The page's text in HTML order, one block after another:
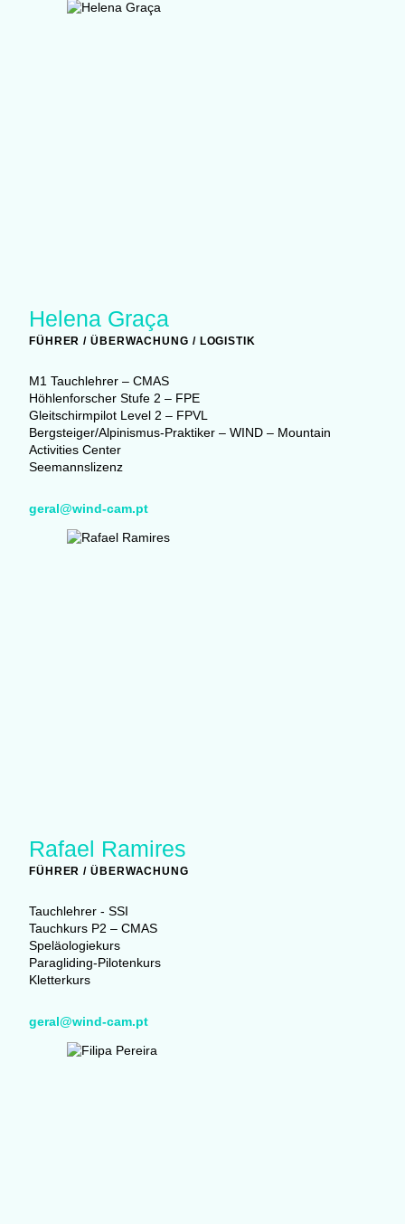
Helena Graça
FÜHRER / ÜBERWACHUNG / LOGISTIK
M1 Tauchlehrer – CMAS
Höhlenforscher Stufe 2 – FPE
Gleitschirmpilot Level 2 – FPVL
Bergsteiger/Alpinismus-Praktiker – WIND – Mountain
Activities Center
Seemannslizenz
geral@wind-cam.pt
Rafael Ramires
FÜHRER / ÜBERWACHUNG
Tauchlehrer - SSI
Tauchkurs P2 – CMAS
Speläologiekurs
Paragliding-Pilotenkurs
Kletterkurs
geral@wind-cam.pt